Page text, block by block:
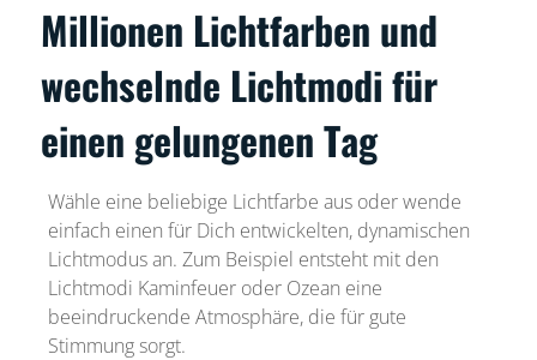
Millionen Lichtfarben und
wechselnde Lichtmodi für
einen gelungenen Tag
Wähle eine beliebige Lichtfarbe aus oder wende
einfach einen für Dich entwickelten, dynamischen
Lichtmodus an. Zum Beispiel entsteht mit den
Lichtmodi Kaminfeuer oder Ozean eine
beeindruckende Atmosphäre, die für gute
Stimmung sorgt.